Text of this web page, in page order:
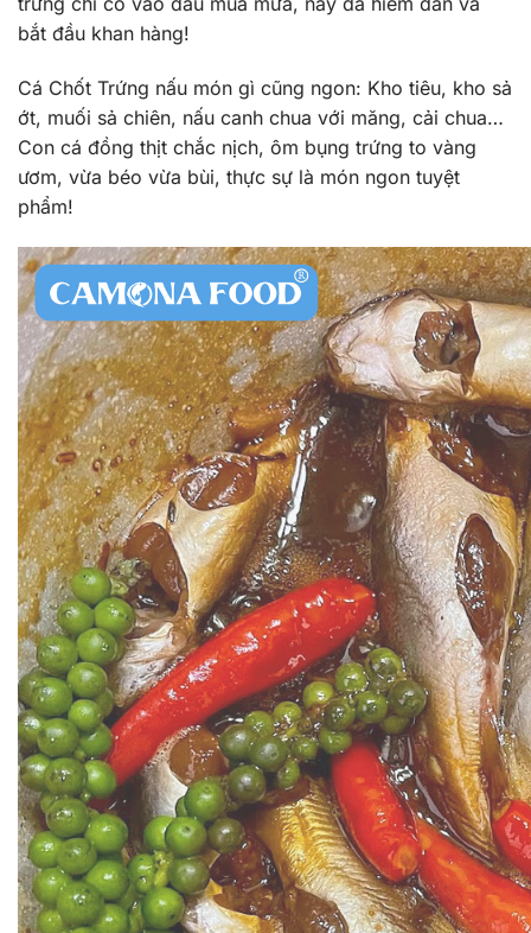
bắt đầu khan hàng!
Cá Chốt Trứng nấu món gì cũng ngon: Kho tiêu, kho sả
ớt, muối sả chiên, nấu canh chua với măng, cải chua…
Con cá đồng thịt chắc nịch, ôm bụng trứng to vàng
ươm, vừa béo vừa bùi, thực sự là món ngon tuyệt
phẩm!